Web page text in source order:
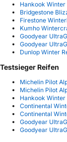
Hankook Winter
Bridgestone
Firestone
Kumho
Goodyear
Goodyear
Dunlop Winter
Testsieger Reifen
Michelin Pilot
Michelin Pilot
Hankook Winter
Continental
Continental
Goodyear
Goodyear